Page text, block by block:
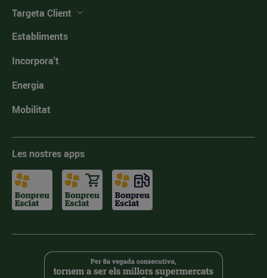
Targeta Client
Establiments
Incorpora't
Energia
Mobilitat
Les nostres apps